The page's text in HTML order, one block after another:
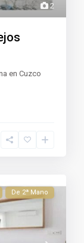
2
en Cuzco
De 2ª Mano